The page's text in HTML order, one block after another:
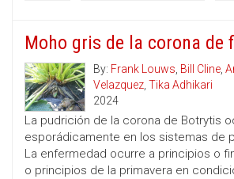
Moho gris de la corona de
By: Frank Louws, Bill Cline,
Velazquez, Tika Adhikari
2024
La pudrición de la corona de Botrytis
esporádicamente en los sistemas de
La enfermedad ocurre a principios o
o principios de la primavera en